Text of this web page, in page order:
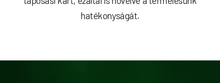
hatékonyságát.